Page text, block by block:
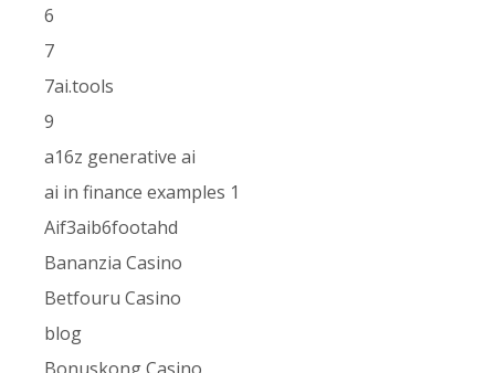
6
7
7ai.tools
9
a16z generative ai
ai in finance examples 1
Aif3aib6footahd
Bananzia Casino
Betfouru Casino
blog